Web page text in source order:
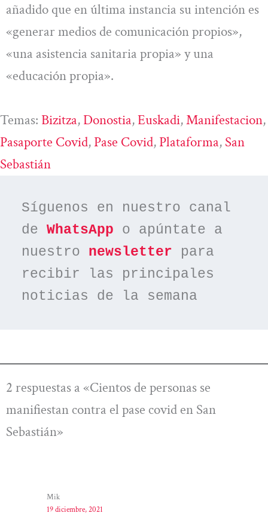
añadido que en última instancia su intención es
«generar medios de comunicación propios»,
«una asistencia sanitaria propia» y una
«educación propia».
Temas: Bizitza, Donostia, Euskadi, Manifestacion
Pasaporte Covid, Pase Covid, Plataforma, San
Sebastián
Síguenos en nuestro canal
de WhatsApp o apúntate a
nuestro newsletter para
recibir las principales
noticias de la semana
2 respuestas a «Cientos de personas se
manifiestan contra el pase covid en San
Sebastián»
Mik
19 diciembre, 2021